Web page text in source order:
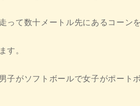
って数十メートル先にあるコーン
す。
子がソフトボールで女子がポート